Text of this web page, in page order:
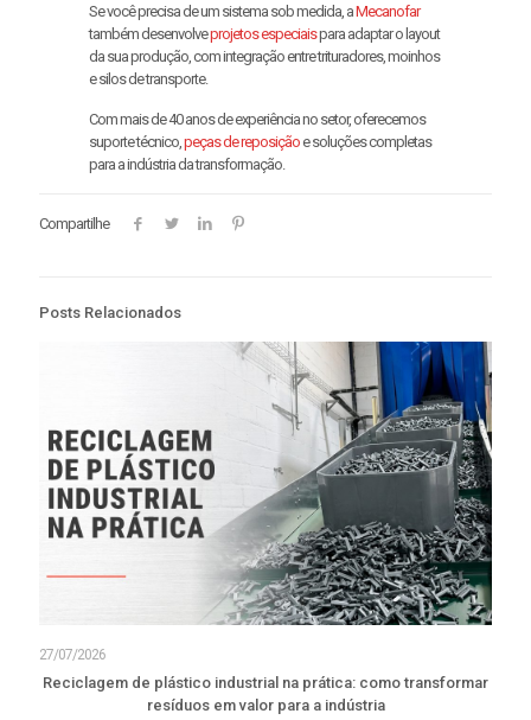
Se você precisa de um sistema sob medida, aMecanofar
também desenvolveprojetos especiaispara adaptar o layout
da sua produção, com integração entre trituradores, moinhos
e silos de transporte.
Com mais de 40 anos de experiência no setor, oferecemos
suporte técnico, peças de reposiçãoe soluções completas
para a indústria da transformação.
Compartilhe
Posts Relacionados
27/07/2026
Reciclagem de plástico industrial na prática: como transformar
resíduos em valor para a indústria